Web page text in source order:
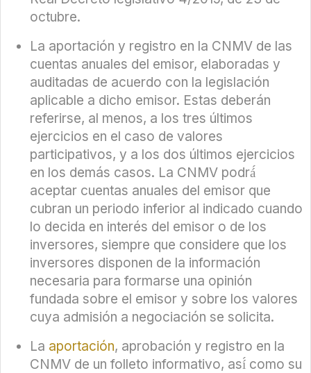
octubre.
La aportación y registro en la CNMV de las
cuentas anuales del emisor, elaboradas y
auditadas de acuerdo con la legislación
aplicable a dicho emisor. Estas deberán
referirse, al menos, a los tres últimos
ejercicios en el caso de valores
participativos, y a los dos últimos ejercicios
en los demás casos. La CNMV podrá́
aceptar cuentas anuales del emisor que
cubran un periodo inferior al indicado cuando
lo decida en interés del emisor o de los
inversores, siempre que considere que los
inversores disponen de la información
necesaria para formarse una opinión
fundada sobre el emisor y sobre los valores
cuya admisión a negociación se solicita.
La aportación, aprobación y registro en la
CNMV de un folleto informativo, así́ como su